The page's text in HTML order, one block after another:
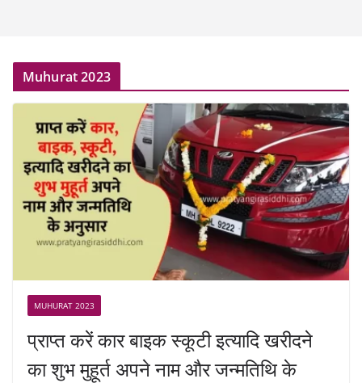
Muhurat 2023
MUHURAT 2023
प्राप्त करें कार बाइक स्कूटी इत्यादि खरीदने
का शुभ मुहूर्त अपने नाम और जन्मतिथि के